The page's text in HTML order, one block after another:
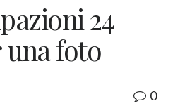
24
foto
0